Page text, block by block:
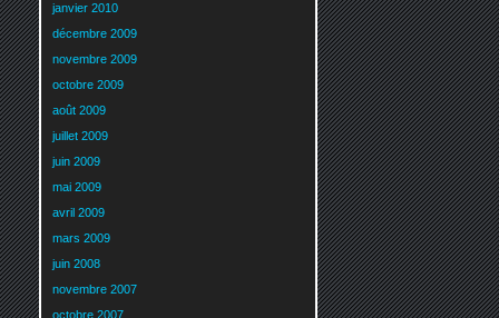
janvier 2010
décembre 2009
novembre 2009
octobre 2009
août 2009
juillet 2009
juin 2009
mai 2009
avril 2009
mars 2009
juin 2008
novembre 2007
octobre 2007